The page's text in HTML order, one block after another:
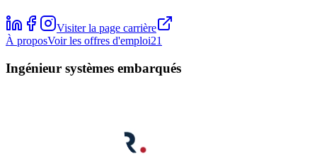
Visiter la page carrière
À proposVoir les offres d'emploi21
Ingénieur systèmes embarqués